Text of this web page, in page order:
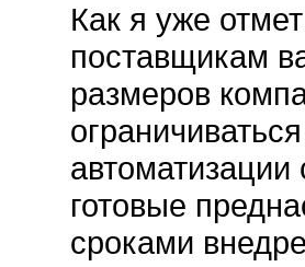
Как я уже
поставщикам
размеров
готовые
сроками